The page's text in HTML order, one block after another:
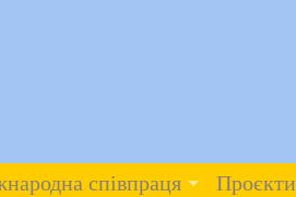
співпраця Проєкти